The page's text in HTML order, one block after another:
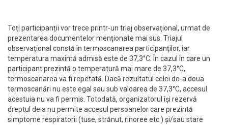
Toți participanții vor trece printr-un triaj observațional, urmat de
prezentarea documentelor menționate mai sus. Triajul
observațional constă în termoscanarea participanților, iar
temperatura maximă admisă este de 37,3°C. În cazul în care un
participant prezintă o temperatură mai mare de 37,3°C,
termoscanarea va fi repetată. Dacă rezultatul celei de-a doua
termoscanări nu este egal sau sub valoarea de 37,3°C, accesul
acestuia nu va fi permis. Totodată, organizatorul își rezervă
dreptul de a nu permite accesul persoanelor care prezintă
simptome respiratorii (tuse, strănut, rinoree etc.) și/sau stare